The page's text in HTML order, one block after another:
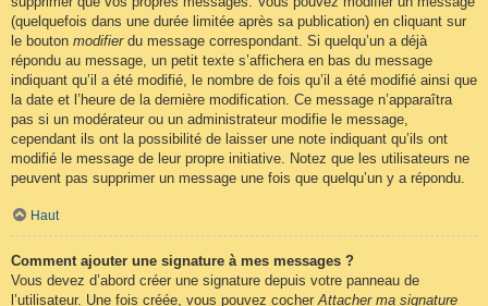
(quelquefois dans une durée limitée après sa publication) en cliquant sur
le bouton modifierdu message correspondant. Si quelqu’un a déjà
répondu au message, un petit texte s’affichera en bas du message
indiquant qu’il a été modifié, le nombre de fois qu’il a été modifié ainsi que
la date et l’heure de la dernière modification. Ce message n’apparaîtra
pas si un modérateur ou un administrateur modifie le message,
cependant ils ont la possibilité de laisser une note indiquant qu’ils ont
modifié le message de leur propre initiative. Notez que les utilisateurs ne
peuvent pas supprimer un message une fois que quelqu’un y a répondu.
Haut
Comment ajouter une signature à mes messages ?
Vous devez d’abord créer une signature depuis votre panneau de
l’utilisateur. Une fois créée, vous pouvez cocherAttacher ma signature